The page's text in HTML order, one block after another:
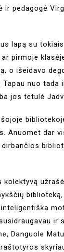
ir pedagogė
lapą su
pirmoje
o išeidavo
nuo tada
jos tetulė
Anuomet dar
ir
Danguole